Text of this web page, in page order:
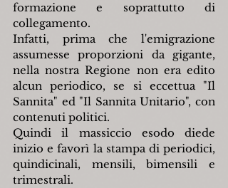
formazione e soprattutto di
collegamento.
Infatti, prima che l'emigrazione
assumesse proporzioni da gigante,
nella nostra Regione non era edito
alcun periodico, se si eccettua "Il
Sannita" ed "Il Sannita Unitario", con
contenuti politici.
Quindi il massiccio esodo diede
inizio e favorì la stampa di periodici,
quindicinali, mensili, bimensili e
trimestrali.